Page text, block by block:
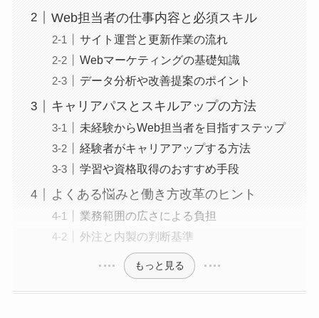
Web担当者の仕事内容と必須スキル
サイト運営と更新作業の流れ
Webマーケティングの基礎知識
データ分析や改善提案のポイント
キャリアパスとスキルアップの方法
未経験からWeb担当者を目指すステップ
経験者がキャリアアップする方法
学習や資格取得のおすすめ手段
よくある悩みと働き方改革のヒント
業務範囲の広さによる負担
外注と内製の判断基準
もっと見る